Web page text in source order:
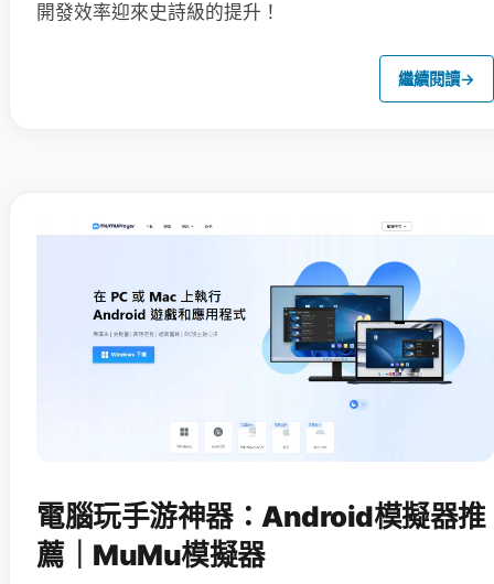
開發效率迎來史詩級的提升！
繼續閱讀→
電腦玩手游神器：Android模擬器推
薦｜MuMu模擬器